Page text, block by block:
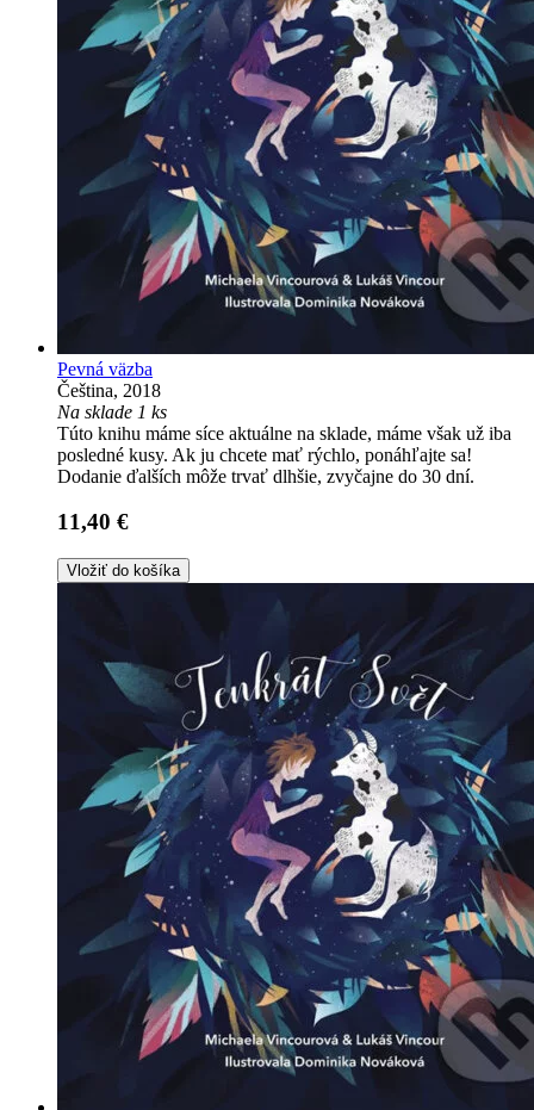
Pevná väzba
Čeština, 2018
Na sklade 1 ks
Túto knihu máme síce aktuálne na sklade, máme však už iba
posledné kusy. Ak ju chcete mať rýchlo, ponáhľajte sa!
Dodanie ďalších môže trvať dlhšie, zvyčajne do 30 dní.
11,40 €
Vložiť do košíka